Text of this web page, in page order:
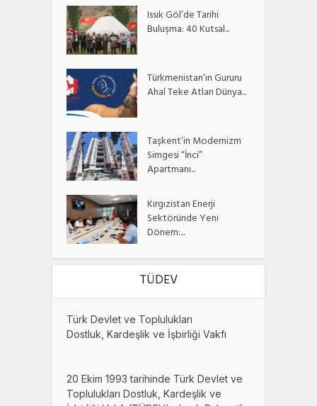
Issık Göl’de Tarihi
Buluşma: 40 Kutsal...
Türkmenistan’ın Gururu
Ahal Teke Atları Dünya...
Taşkent’in Modernizm
Simgesi “İnci”
Apartmanı...
Kırgızistan Enerji
Sektöründe Yeni
Dönem:...
TÜDEV
Türk Devlet ve Toplulukları
Dostluk, Kardeşlik ve İşbirliği Vakfı
20 Ekim 1993 tarihinde Türk Devlet ve
Toplulukları Dostluk, Kardeşlik ve